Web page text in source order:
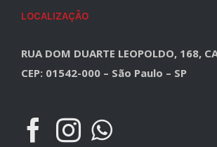
LOCALIZAÇÃO
RUA DOM DUARTE LEOPOLDO, 168,
CEP: 01542-000 – São Paulo – SP